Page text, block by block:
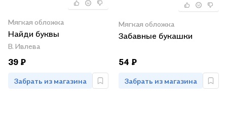
Мягкая обложка
Найди буквы
В. Ивлева
39 ₽
Забрать из магазина
Мягкая обложка
Забавные букашки
54 ₽
Забрать из магазина